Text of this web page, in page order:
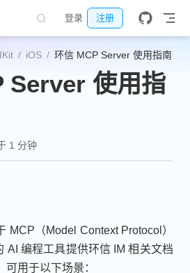
登录 注册
iOS 环信 MCP Server 使用指南
Server 使用指
1 分钟
MCP（Model Context Protocol）
AI 编程工具提供环信 IM 相关文档
用于以下场景：